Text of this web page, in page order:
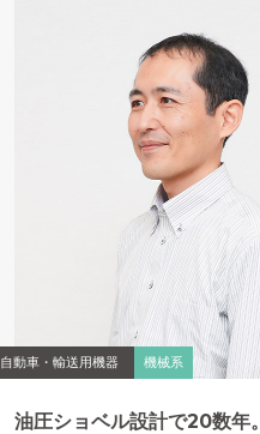
自動車・輸送用機器 機械系
油圧ショベル設計で20数年。